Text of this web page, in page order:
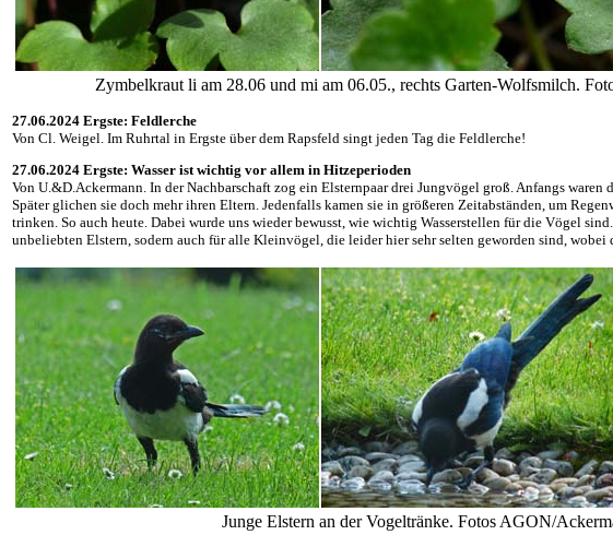
Zymbelkraut li am 28.06 und mi am 06.05., rechts Garten-Wolfsmilch.
27.06.2024 Ergste: Feldlerche
Von Cl. Weigel. Im Ruhrtal in Ergste über dem Rapsfeld singt jeden Tag die Feldlerche!
27.06.2024 Ergste: Wasser ist wichtig vor allem in Hitzeperioden
Von U.&D.Ackermann. In der Nachbarschaft zog ein Elsternpaar drei Jungvögel groß. Anfangs waren
Später glichen sie doch mehr ihren Eltern. Jedenfalls kamen sie in größeren Zeitabständen, um
trinken. So auch heute. Dabei wurde uns wieder bewusst, wie wichtig Wasserstellen für die Vögel
unbeliebten Elstern, sodern auch für alle Kleinvögel, die leider hier sehr selten geworden sind,
Junge Elstern an der Vogeltränke. Fotos AGON/